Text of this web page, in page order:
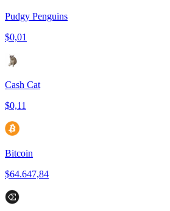
Pudgy Penguins
$0,01
Cash Cat
$0,11
Bitcoin
$64.647,84